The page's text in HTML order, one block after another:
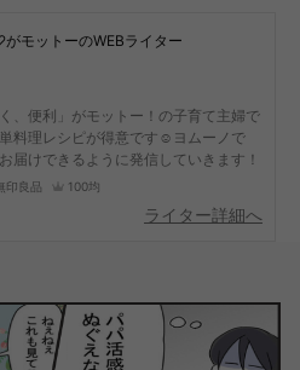
モットーのWEBライター
、便利」がモットー！の子育て主婦で
料理レシピが得意です☺︎ヨムーノで
届けできるように発信していきます！
印良品 100均
ライター詳細へ